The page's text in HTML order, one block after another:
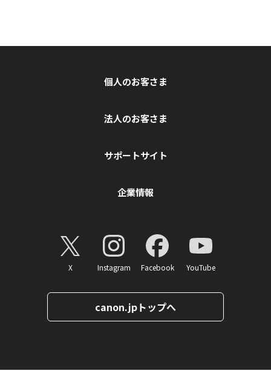
個人のお客さま
法人のお客さま
サポートサイト
企業情報
X Instagram Facebook YouTube
canon.jpトップへ